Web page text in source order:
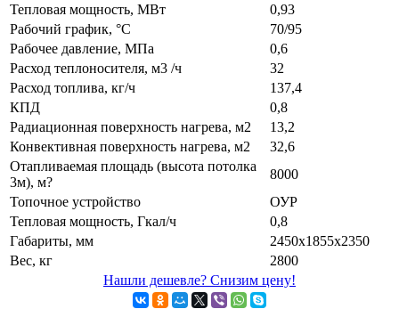
Тепловая мощность, МВт
0,93
Рабочий график, °С
70/95
Рабочее давление, МПа
0,6
Расход теплоносителя, м3 /ч
32
Расход топлива, кг/ч
137,4
КПД
0,8
Радиационная поверхность нагрева, м2
13,2
Конвективная поверхность нагрева, м2
32,6
Отапливаемая площадь (высота потолка
3м), м?
8000
Топочное устройство
ОУР
Тепловая мощность, Гкал/ч
0,8
Габариты, мм
2450х1855х2350
Вес, кг
2800
Нашли дешевле? Снизим цену!